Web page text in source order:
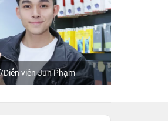
Diễn viên Jun Phạm